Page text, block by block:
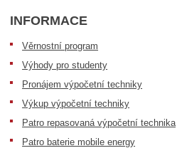
INFORMACE
Věrnostní program
Výhody pro studenty
Pronájem výpočetní techniky
Výkup výpočetní techniky
Patro repasovaná výpočetní technika
Patro baterie mobile energy